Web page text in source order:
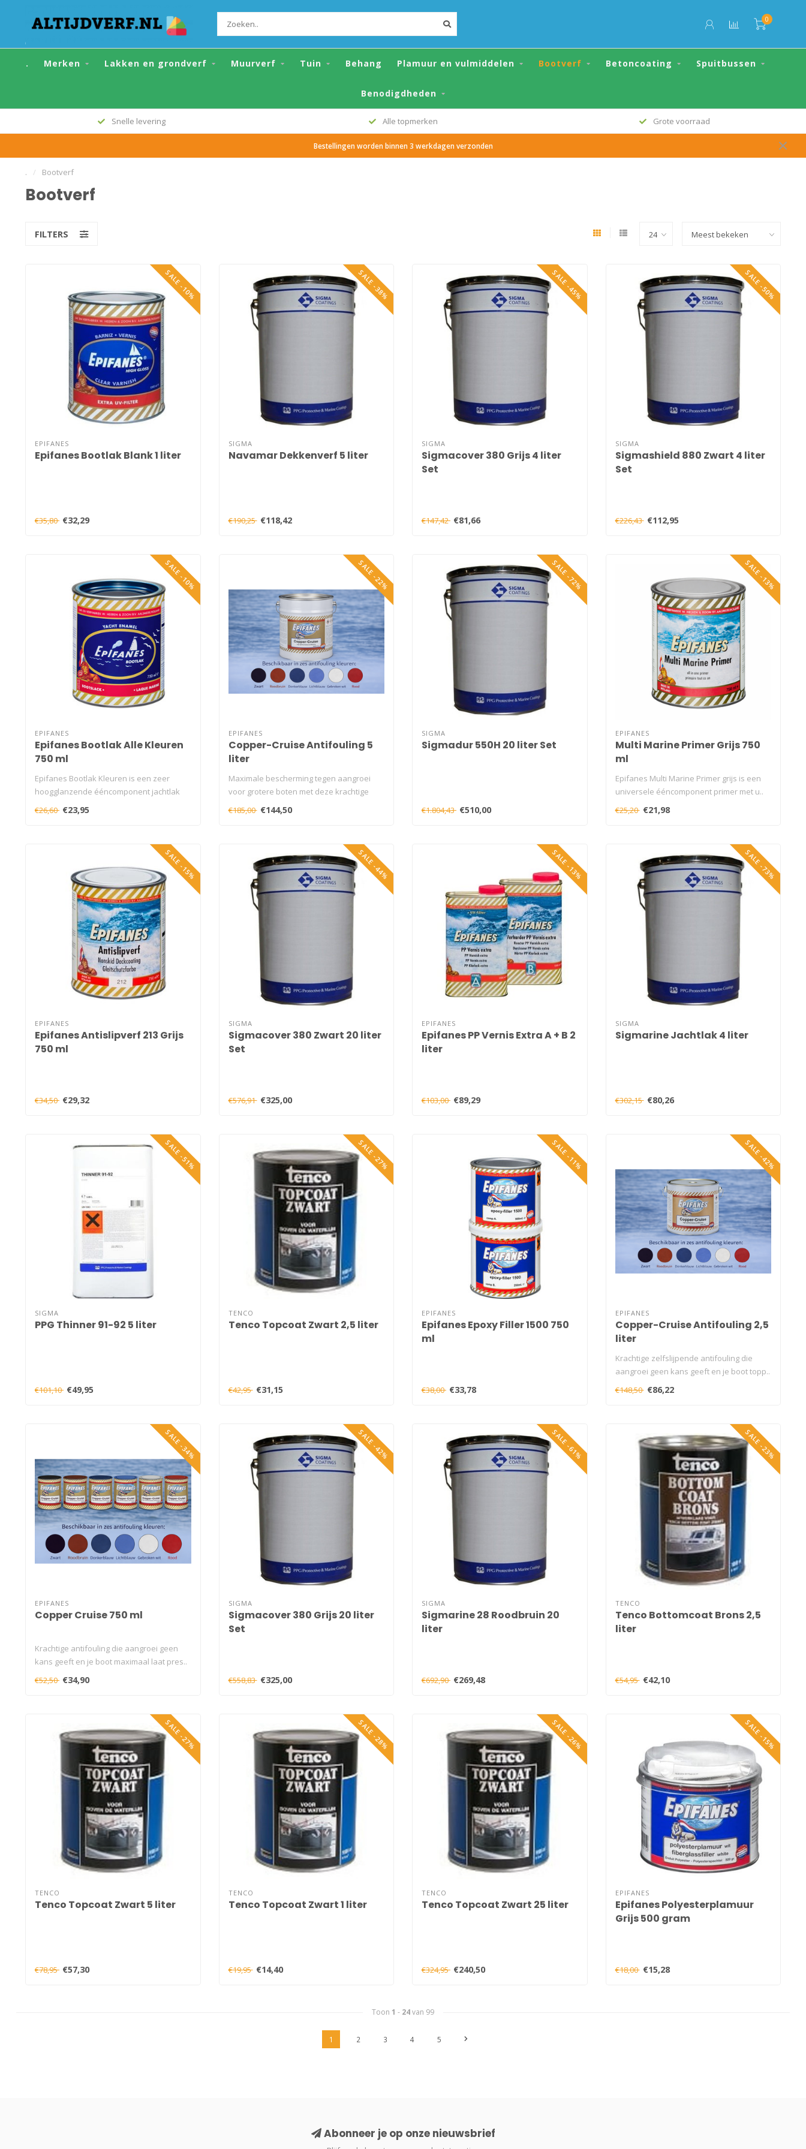
0
. Merken Lakken en grondverf Muurverf Tuin Behang Plamuur en vulmiddelen Bootverf Betoncoating Spuitbussen
Benodigdheden
Alle topmerken Grote voorraad Altijd de scherpste prijs
Bestellingen worden binnen 3 werkdagen verzonden
. / Bootverf
Bootverf
FILTERS
SALE -10%
EPIFANES
Epifanes Bootlak Blank 1 liter
€35,80 €32,29
SALE -38%
SIGMA
Navamar Dekkenverf 5 liter
€190,25 €118,42
SALE -45%
SIGMA
Sigmacover 380 Grijs 4 liter
Set
€147,42 €81,66
SALE -50%
SIGMA
Sigmashield 880 Zwart 4 liter
Set
€226,43 €112,95
SALE -10%
EPIFANES
Epifanes Bootlak Alle Kleuren
750 ml
Epifanes Bootlak Kleuren is een zeer
hoogglanzende ééncomponent jachtlak
€26,60 €23,95
SALE -22%
EPIFANES
Copper-Cruise Antifouling 5
liter
Maximale bescherming tegen aangroei
voor grotere boten met deze krachtige
€185,00 €144,50
SALE -72%
SIGMA
Sigmadur 550H 20 liter Set
€1.804,43 €510,00
SALE -13%
EPIFANES
Multi Marine Primer Grijs 750
ml
Epifanes Multi Marine Primer grijs is een
universele ééncomponent primer met u..
€25,20 €21,98
SALE -15%
EPIFANES
Epifanes Antislipverf 213 Grijs
750 ml
€34,50 €29,32
SALE -44%
SIGMA
Sigmacover 380 Zwart 20 liter
Set
€576,91 €325,00
SALE -13%
EPIFANES
Epifanes PP Vernis Extra A + B 2
liter
€103,00 €89,29
SALE -73%
SIGMA
Sigmarine Jachtlak 4 liter
€302,15 €80,26
SALE -51%
SIGMA
PPG Thinner 91-92 5 liter
€101,10 €49,95
SALE -27%
TENCO
Tenco Topcoat Zwart 2,5 liter
€42,95 €31,15
SALE -11%
EPIFANES
Epifanes Epoxy Filler 1500 750
ml
€38,00 €33,78
SALE -42%
EPIFANES
Copper-Cruise Antifouling 2,5
liter
Krachtige zelfslijpende antifouling die
aangroei geen kans geeft en je boot topp..
€148,50 €86,22
SALE -34%
EPIFANES
Copper Cruise 750 ml
Krachtige antifouling die aangroei geen
kans geeft en je boot maximaal laat pres..
€52,50 €34,90
SALE -42%
SIGMA
Sigmacover 380 Grijs 20 liter
Set
€558,83 €325,00
SALE -61%
SIGMA
Sigmarine 28 Roodbruin 20
liter
€692,90 €269,48
SALE -23%
TENCO
Tenco Bottomcoat Brons 2,5
liter
€54,95 €42,10
SALE -27%
TENCO
Tenco Topcoat Zwart 5 liter
€78,95 €57,30
SALE -28%
TENCO
Tenco Topcoat Zwart 1 liter
€19,95 €14,40
SALE -26%
TENCO
Tenco Topcoat Zwart 25 liter
€324,95 €240,50
SALE -15%
EPIFANES
Epifanes Polyesterplamuur
Grijs 500 gram
€18,00 €15,28
Toon 1 - 24van 99
1 2 3 4 5
Abonneer je op onze nieuwsbrief